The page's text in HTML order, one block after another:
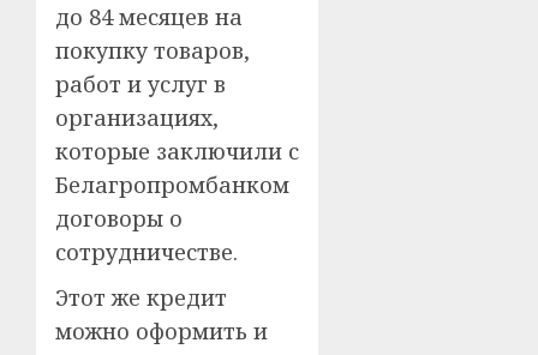
до 84 месяцев на
покупку товаров,
работ и услуг в
организациях,
которые заключили с
Белагропромбанком
договоры о
сотрудничестве.
Этот же кредит
можно оформить и